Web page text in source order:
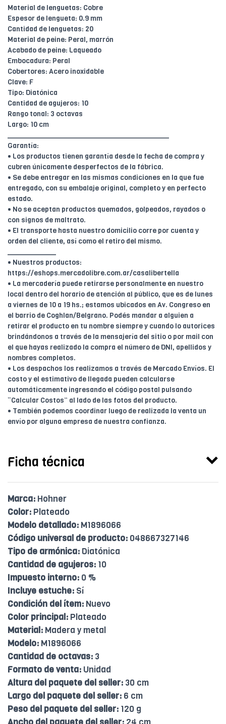
Material de lenguetas: Cobre
Espesor de lengueta: 0.9 mm
Cantidad de lenguetas: 20
Material de peine: Peral, marrón
Acabado de peine: Laqueado
Embocadura: Peral
Cobertores: Acero inoxidable
Clave: F
Tipo: Diatónica
Cantidad de agujeros: 10
Rango tonal: 3 octavas
Largo: 10 cm
________________________________________
Garantía:
• Los productos tienen garantía desde la fecha de compra y
cubren únicamente desperfectos de la fábrica.
• Se debe entregar en las mismas condiciones en la que fue
entregado, con su embalaje original, completo y en perfecto
estado.
• No se aceptan productos quemados, golpeados, rayados o
con signos de maltrato.
• El transporte hasta nuestro domicilio corre por cuenta y
orden del cliente, así como el retiro del mismo.
____________
• Nuestros productos:
https://eshops.mercadolibre.com.ar/casalibertella
• La mercadería puede retirarse personalmente en nuestro
local dentro del horario de atención al público, que es de lunes
a viernes de 10 a 19 hs.; estamos ubicados en Av. Congreso en
el barrio de Coghlan/Belgrano. Podés mandar a alguien a
retirar el producto en tu nombre siempre y cuando lo autorices
brindándonos a través de la mensajería del sitio o por mail con
el que hayas realizado la compra el número de DNI, apellidos y
nombres completos.
• Los despachos los realizamos a través de Mercado Envíos. El
costo y el estimativo de llegada pueden calcularse
automáticamente ingresando el código postal pulsando
“Calcular Costos” al lado de las fotos del producto.
• También podemos coordinar luego de realizada la venta un
envío por alguna empresa de nuestra confianza.
Ficha técnica
Marca: Hohner
Color: Plateado
Modelo detallado: M1896066
Código universal de producto: 048667327146
Tipo de armónica: Diatónica
Cantidad de agujeros: 10
Impuesto interno: 0 %
Incluye estuche: Sí
Condición del ítem: Nuevo
Color principal: Plateado
Material: Madera y metal
Modelo: M1896066
Cantidad de octavas: 3
Formato de venta: Unidad
Altura del paquete del seller: 30 cm
Largo del paquete del seller: 6 cm
Peso del paquete del seller: 120 g